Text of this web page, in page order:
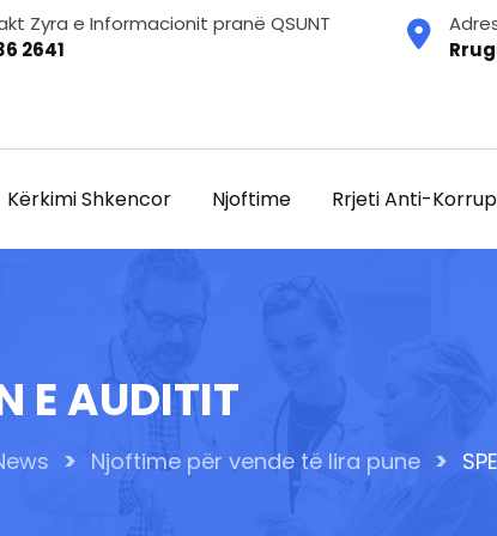
Zyra e Informacionit pranë QSUNT
2641
Kërkimi Shkencor Njoftime Rrjeti Anti-
E AUDITIT
> Njoftime për vende të lira pune >